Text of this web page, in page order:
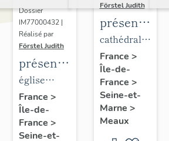
Dossier
IM77000432 |
Réalisé par
Förstel Judith
présentation
du
mobilier
de
l'église
église
paroissiale
Notre-
Dame du
France >
Île-de-
France >
Seine-et-
Förstel Judith
du
mobilier
de la
cathédrale
de
Meaux
cathédrale
Saint-
Etienne
France >
Île-de-
France >
Seine-et-
Marne >
Meaux